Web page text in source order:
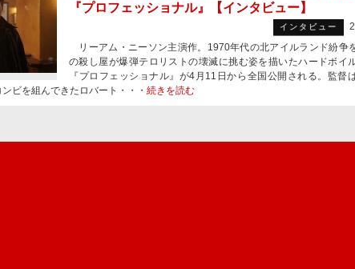
『プロフェッショナル』【インタビュー】
インタビュー
リーアム・ニーソン主演作。1970年代の北アイルランド紛争
の殺し屋が爆弾テロリストの壊滅に挑む姿を描いたハードボイ
『プロフェッショナル』が4月11日から全国公開される。監督
ビを組んできたロバート・・・ 続きを読む